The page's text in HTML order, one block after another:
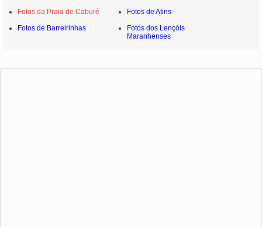
Fotos da Praia de Caburé
Fotos de Atins
Fotos de Barreirinhas
Fotos dos Lençóis
Maranhenses